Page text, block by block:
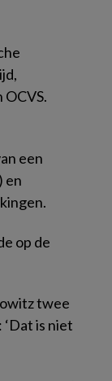
een
en
op de
twee
is niet